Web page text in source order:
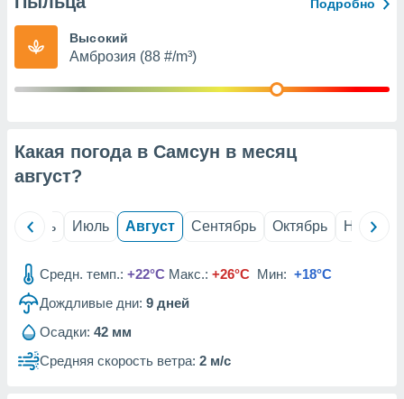
рекламы
сведения
Подробно
Высокий
Амброзия (88 #/m³)
Какая погода в Самсун в месяц
август?
Июнь Июль Август Сентябрь Октябрь Ноябрь
Средн. темп.: +22°C Макс.: +26°C Мин: +18°C
Дождливые дни: 9 дней
Осадки: 42 мм
Средняя скорость ветра: 2 м/с